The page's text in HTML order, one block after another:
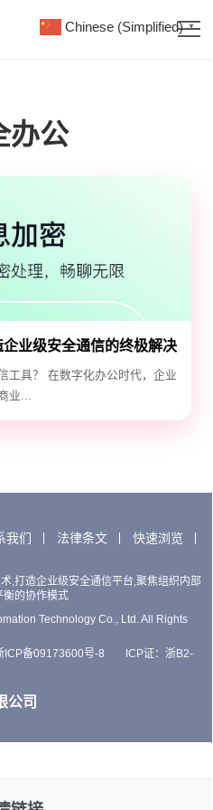
办公
业级安全通信的终极解决
工具？ 在数字化办公时代，企业
业...
我们 法律条文
快速浏览
,打造企业级安全通信平台,聚焦组织内部
衡的协作模式
Technology Co., Ltd. All Rights
ICP备09173600号-8
ICP证：浙B2-
公司
Chinese (Simplified) ▼